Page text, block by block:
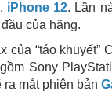
, iPhone 12. Lần
của hãng.
của “táo
Sony
ra mắt phiên bản